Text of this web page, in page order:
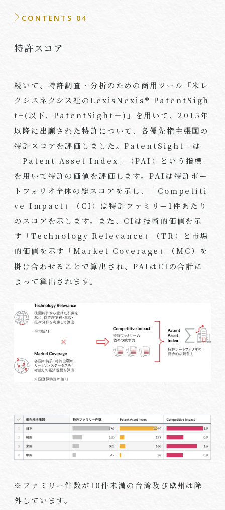
CONTENTS 04
特許スコア
続いて、特許調査・分析のための商用ツール「米レ
クシスネクシス社のLexisNexis® PatentSigh
t+(以下、PatentSight＋)」を用いて、2015年
以降に出願された特許について、各優先権主張国の
特許スコアを評価しました。PatentSight＋は
「Patent Asset Index」（PAI）という指標
を用いて特許の価値を評価します。PAIは特許ポー
トフォリオ全体の総スコアを示し、「Competiti
ve Impact」（CI）は特許ファミリー1件あたり
のスコアを示します。また、CIは技術的価値を示
す「Technology Relevance」（TR）と市場
的価値を示す「Market Coverage」（MC）を
掛け合わせることで算出され、PAIはCIの合計に
よって算出されます。
※ファミリー件数が10件未満の台湾及び欧州は除
外しています。